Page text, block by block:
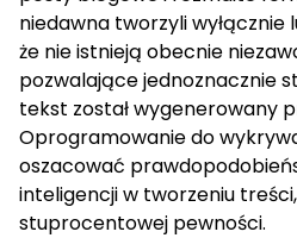
niedawna tworzyli wyłącznie
że nie istnieją obecnie
pozwalające jednoznacznie
tekst został wygenerowany
Oprogramowanie do
oszacować
inteligencji w tworzeniu
stuprocentowej pewności.